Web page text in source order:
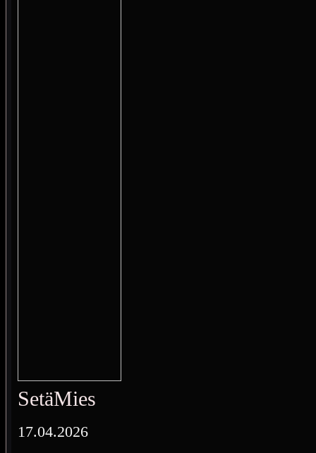
SetäMies
17.04.2026